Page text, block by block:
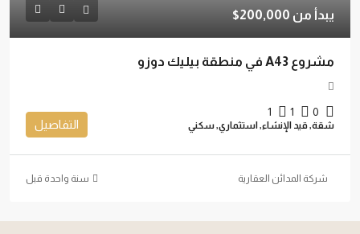
يبدأ من200,000$
مشروع A43 في منطقة بيليك دوزو
شقة, قيد الإنشاء, استثماري, سكني التفاصيل
شركة المدائن العقارية ‏سنة واحدة قبل